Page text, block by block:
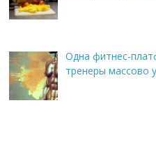
Одна фитнес-
тренеры массово